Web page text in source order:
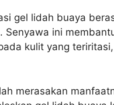
gel lidah buaya
Senyawa ini
kulit yang
merasakan